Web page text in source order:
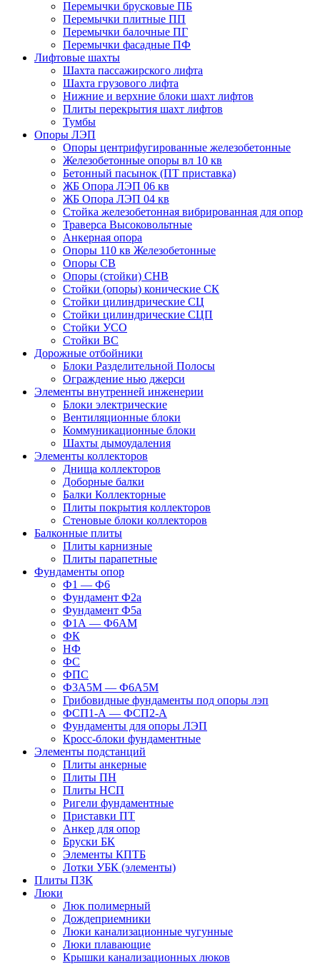
Перемычки брусковые ПБ
Перемычки плитные ПП
Перемычки балочные ПГ
Перемычки фасадные ПФ
Лифтовые шахты
Шахта пассажирского лифта
Шахта грузового лифта
Нижние и верхние блоки шахт лифтов
Плиты перекрытия шахт лифтов
Тумбы
Опоры ЛЭП
Опоры центрифугированные железобетонные
Железобетонные опоры вл 10 кв
Бетонный пасынок (ПТ приставка)
ЖБ Опора ЛЭП 06 кв
ЖБ Опора ЛЭП 04 кв
Стойка железобетонная вибрированная для опор
Траверса Высоковольтные
Анкерная опора
Опоры 110 кв Железобетонные
Опоры СВ
Опоры (стойки) СНВ
Стойки (опоры) конические СК
Стойки цилиндрические СЦ
Стойки цилиндрические СЦП
Стойки УСО
Стойки ВС
Дорожные отбойники
Блоки Разделительной Полосы
Ограждение нью джерси
Элементы внутренней инженерии
Блоки электрические
Вентиляционные блоки
Коммуникационные блоки
Шахты дымоудаления
Элементы коллекторов
Днища коллекторов
Доборные балки
Балки Коллекторные
Плиты покрытия коллекторов
Стеновые блоки коллекторов
Балконные плиты
Плиты карнизные
Плиты парапетные
Фундаменты опор
Ф1 — Ф6
Фундамент Ф2а
Фундамент Ф5а
Ф1А — Ф6АМ
ФК
НФ
ФС
ФПС
Ф3А5М — Ф6А5М
Грибовидные фундаменты под опоры лэп
ФСП1-А — ФСП2-А
Фундаменты для опоры ЛЭП
Кросс-блоки фундаментные
Элементы подстанций
Плиты анкерные
Плиты ПН
Плиты НСП
Ригели фундаментные
Приставки ПТ
Анкер для опор
Бруски БК
Элементы КПТБ
Лотки УБК (элементы)
Плиты ПЗК
Люки
Люк полимерный
Дождеприемники
Люки канализационные чугунные
Люки плавающие
Крышки канализационных люков